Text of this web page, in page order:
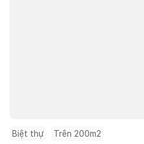
Biệt thự Trên 200m2